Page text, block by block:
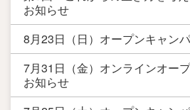
お知らせ
8月23日（日）オープンキャン
7月31日（金）オンラインオー
お知らせ